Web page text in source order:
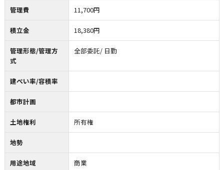
管理費 11,700円
積立金 18,380円
管理形態/管理方
式
全部委託/ 日勤
建ぺい率/容積率
都市計画
土地権利 所有権
地勢
用途地域 商業